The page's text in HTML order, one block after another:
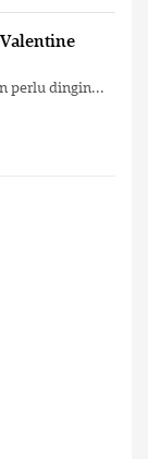
perlu dingin...